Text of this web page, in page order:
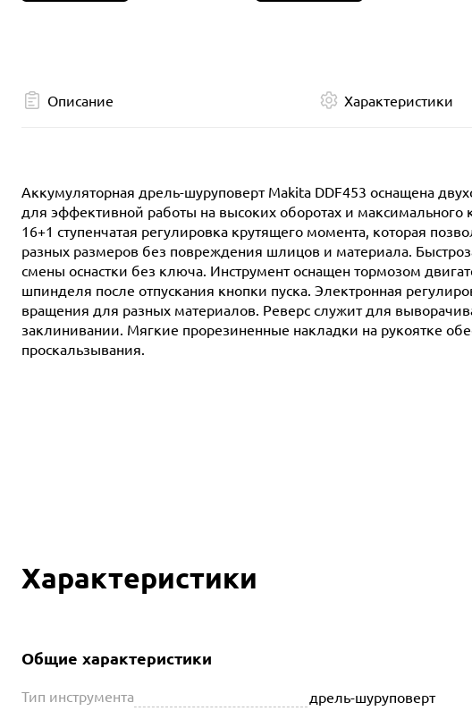
Описание Характеристики
Аккумуляторная дрель-шуруповерт Makita DDF453 оснащена
для эффективной работы на высоких оборотах и
16+1 ступенчатая регулировка крутящего момента, которая
разных размеров без повреждения шлицов и материала.
смены оснастки без ключа. Инструмент оснащен тормозом
шпинделя после отпускания кнопки пуска. Электронная
вращения для разных материалов. Реверс служит для
заклинивании. Мягкие прорезиненные накладки на рукоятке
проскальзывания.
Характеристики
Общие характеристики
Тип инструмента дрель-шуруповерт